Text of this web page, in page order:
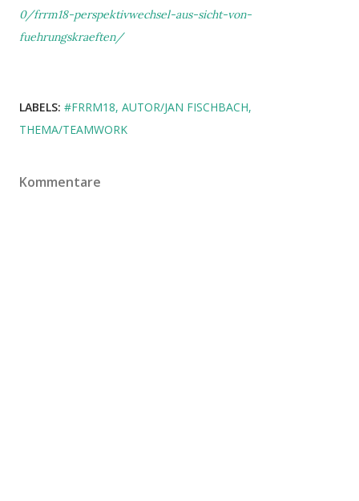
0/frrm18-perspektivwechsel-aus-sicht-von-
fuehrungskraeften/
LABELS: #FRRM18 AUTOR/JAN FISCHBACH
THEMA/TEAMWORK
Kommentare